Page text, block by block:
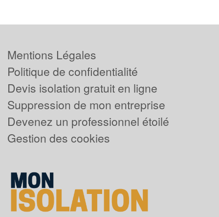
Mentions Légales
Politique de confidentialité
Devis isolation gratuit en ligne
Suppression de mon entreprise
Devenez un professionnel étoilé
Gestion des cookies